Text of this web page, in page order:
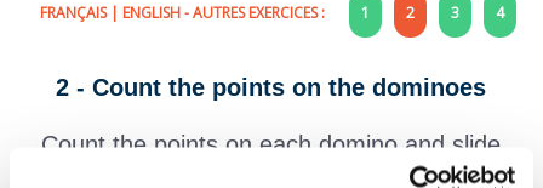
FRANÇAIS| ENGLISH- AUTRES EXERCICES : 1 2 3 4
2 - Count the points on the dominoes
Count the points on each domino and slide
below the corresponding label (violet).